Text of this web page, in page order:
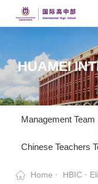
HUAMEI
Management Team
Chinese Teachers
Home HBIC